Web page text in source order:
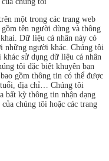
một trong các trang web
tên người dùng và thông
Dữ liệu cá nhân này có
những người khác. Chúng tôi
sử dụng dữ liệu cá nhân
tôi đặc biệt khuyên bạn
gồm thông tin có thể được
tuổi, địa chỉ… Chúng tôi
bất kỳ thông tin nhận dạng
chúng tôi hoặc các trang